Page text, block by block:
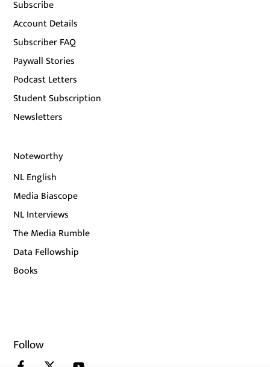
Subscribe
Account Details
Subscriber FAQ
Paywall Stories
Podcast Letters
Student Subscription
Newsletters
Noteworthy
NL English
Media Biascope
NL Interviews
The Media Rumble
Data Fellowship
Books
Follow